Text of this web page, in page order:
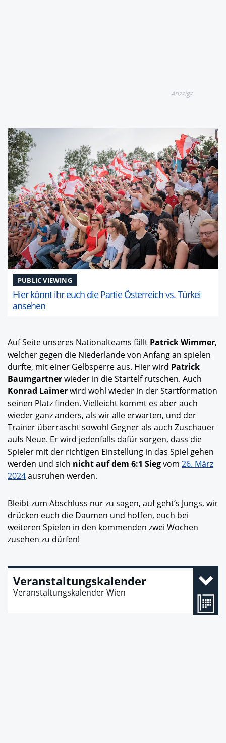
Anzeige
PUBLIC VIEWING
Hier könnt ihr euch die Partie Österreich vs. Türkei
ansehen
Auf Seite unseres Nationalteams fällt Patrick Wimmer,
welcher gegen die Niederlande von Anfang an spielen
durfte, mit einer Gelbsperre aus. Hier wird Patrick
Baumgartnerwieder in die Startelf rutschen. Auch
Konrad Laimerwird wohl wieder in der Startformation
seinen Platz finden. Vielleicht kommt es aber auch
wieder ganz anders, als wir alle erwarten, und der
Trainer überrascht sowohl Gegner als auch Zuschauer
aufs Neue. Er wird jedenfalls dafür sorgen, dass die
Spieler mit der richtigen Einstellung in das Spiel gehen
werden und sich nicht auf dem 6:1 Siegvom 26. März
2024ausruhen werden.
Bleibt zum Abschluss nur zu sagen, auf geht’s Jungs, wir
drücken euch die Daumen und hoffen, euch bei
weiteren Spielen in den kommenden zwei Wochen
zusehen zu dürfen!
Veranstaltungskalender
Veranstaltungskalender Wien